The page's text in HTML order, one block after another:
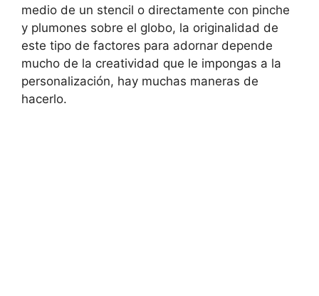
medio de un stencil o directamente con pinche
y plumones sobre el globo, la originalidad de
este tipo de factores para adornar depende
mucho de la creatividad que le impongas a la
personalización, hay muchas maneras de
hacerlo.